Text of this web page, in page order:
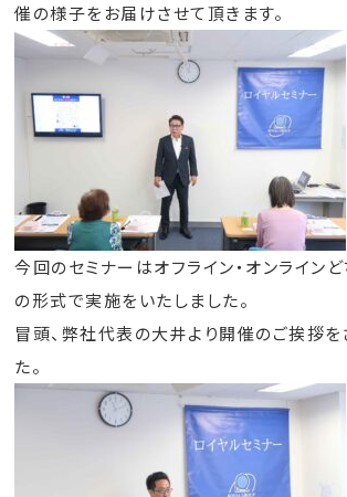
催の様子をお届けさせて頂きます。
今回のセミナーはオフライン・オンライン
の形式で実施をいたしました。
冒頭、弊社代表の大井より開催のご挨拶を
た。